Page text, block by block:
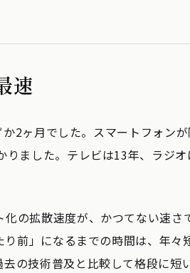
速
2ヶ月でした。スマートフォン
ました。テレビは13年、ラジ
の拡散速度が、かつてない速さ
前」になるまでの時間は、年々
の技術普及と比較して格段に短